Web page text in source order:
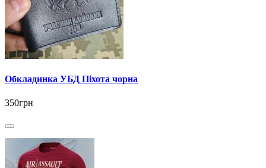
Обкладинка УБД Піхота чорна
350грн